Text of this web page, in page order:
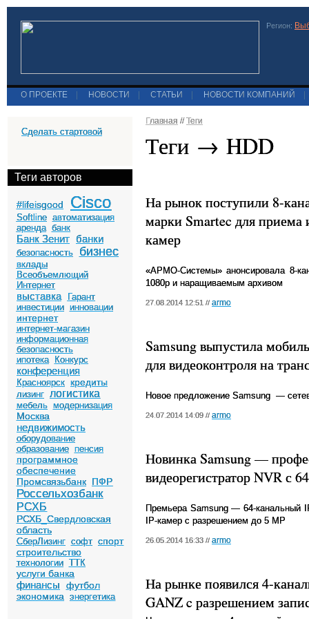
Регион:
О ПРОЕКТЕ НОВОСТИ СТАТЬИ НОВОСТИ КОМПАНИЙ
Сделать стартовой
Теги авторов
#lifeisgood Cisco
Softline автоматизация
аренда банк
Банк Зенит банки
безопасность бизнес
вклады
Всеобъемлющий
Интернет
выставка
Гарант
инвестиции инновации
интернет
интернет-магазин
информационная
безопасность
ипотека
Конкурс
конференция
Красноярск кредиты
лизинг логистика
мебель модернизация
Москва
недвижимость
оборудование
образование пенсия
программное
обеспечение
Промсвязьбанк ПФР
Россельхозбанк
РСХБ
РСХБ_Свердловская
область
СберЛизинг софт спорт
строительство
технологии ТТК
услуги банка
финансы
футбол
экономика
энергетика
Главная // Теги
Теги → HDD
На рынок поступили 8-
марки Smartec для приема
камер
«АРМО-Системы» анонсировала 8-
1080p и наращиваемым архивом
27.08.2014 12:51 // armo
Samsung выпустила
для видеоконтроля на
Новое предложение Samsung —
24.07.2014 14:09 // armo
Новинка Samsung —
видеорегистратор NVR с
Премьера Samsung— 64-канальный
IP-камер с разрешением до 5 MP
26.05.2014 16:33 // armo
На рынке появился 4-
GANZ c разрешением